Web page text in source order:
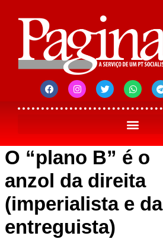
O “plano B” é o
anzol da direita
(imperialista e da
entreguista)